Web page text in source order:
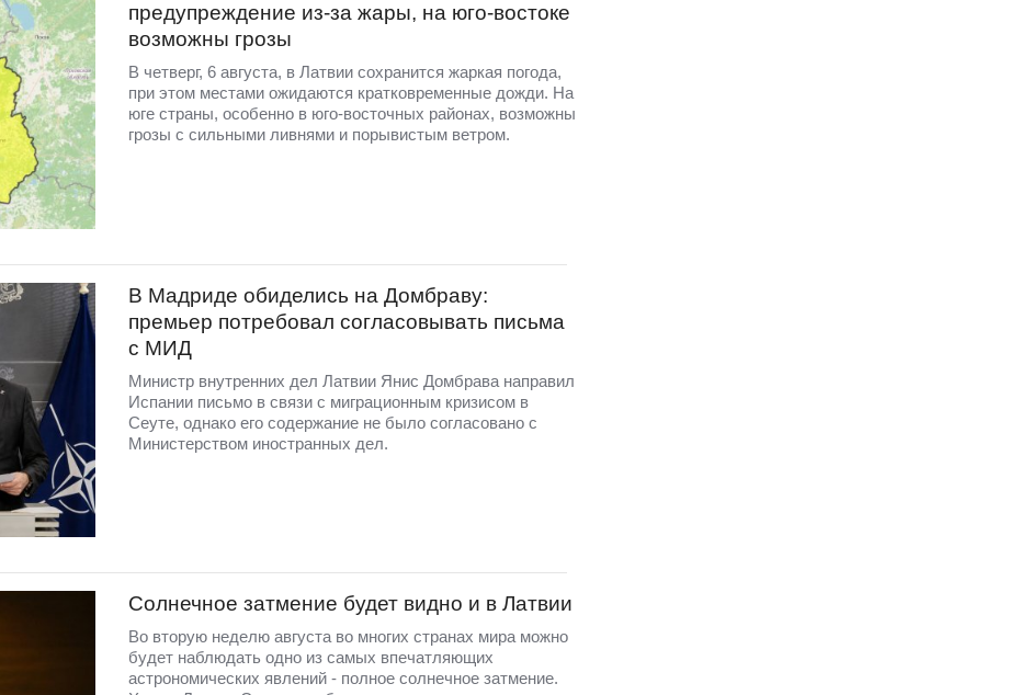
предупреждение из-за жары, на юго-востоке
возможны грозы
В четверг, 6 августа, в Латвии сохранится жаркая погода,
при этом местами ожидаются кратковременные дожди. На
юге страны, особенно в юго-восточных районах, возможны
грозы с сильными ливнями и порывистым ветром.
В Мадриде обиделись на Домбраву:
премьер потребовал согласовывать письма
с МИД
Министр внутренних дел Латвии Янис Домбрава направил
Испании письмо в связи с миграционным кризисом в
Сеуте, однако его содержание не было согласовано с
Министерством иностранных дел.
Солнечное затмение будет видно и в Латвии
Во вторую неделю августа во многих странах мира можно
будет наблюдать одно из самых впечатляющих
астрономических явлений - полное солнечное затмение.